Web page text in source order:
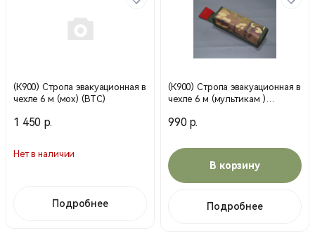
(К900) Стропа эвакуационная в
чехле 6 м (мох) (ВТС)
1 450 р.
Нет в наличии
Подробнее
(К900) Стропа эвакуационная в
чехле 6 м (мультикам )
990 р.
В корзину
Подробнее